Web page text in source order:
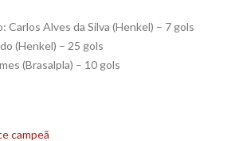
Carlos Alves da Silva (Henkel) – 7 gols
(Henkel) – 25 gols
(Brasalpla) – 10 gols